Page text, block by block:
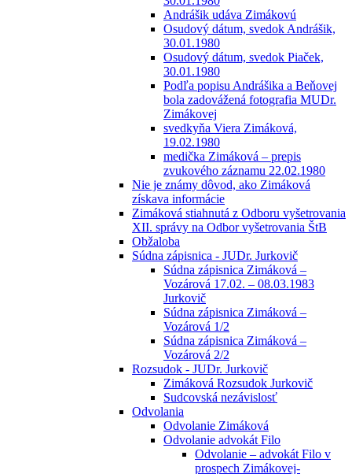
Andrášik udáva Zimákovú
Osudový dátum, svedok Andrášik,
30.01.1980
Osudový dátum, svedok Piaček,
30.01.1980
Podľa popisu Andrášika a Beňovej
bola zadovážená fotografia MUDr.
Zimákovej
svedkyňa Viera Zimáková,
19.02.1980
medička Zimáková – prepis
zvukového záznamu 22.02.1980
Nie je známy dôvod, ako Zimáková
získava informácie
Zimáková stiahnutá z Odboru vyšetrovania
XII. správy na Odbor vyšetrovania ŠtB
Obžaloba
Súdna zápisnica - JUDr. Jurkovič
Súdna zápisnica Zimáková –
Vozárová 17.02. – 08.03.1983
Jurkovič
Súdna zápisnica Zimáková –
Vozárová 1/2
Súdna zápisnica Zimáková –
Vozárová 2/2
Rozsudok - JUDr. Jurkovič
Zimáková Rozsudok Jurkovič
Sudcovská nezávislosť
Odvolania
Odvolanie Zimáková
Odvolanie advokát Filo
Odvolanie – advokát Filo v
prospech Zimákovej-